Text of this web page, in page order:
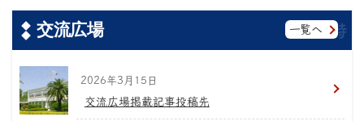
交流広場 一覧へ
2026年3月15日
交流広場掲載記事投稿先